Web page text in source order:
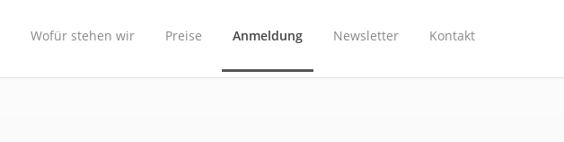
Wofür stehen wir Preise Anmeldung Newsletter Kontakt